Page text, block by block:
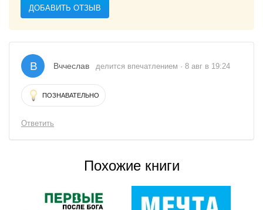
ДОБАВИТЬ ОТЗЫВ
В Вччеслав делится впечатлением · 8 авг в 19:24
ПОЗНАВАТЕЛЬНО
Ответить
Похожие книги